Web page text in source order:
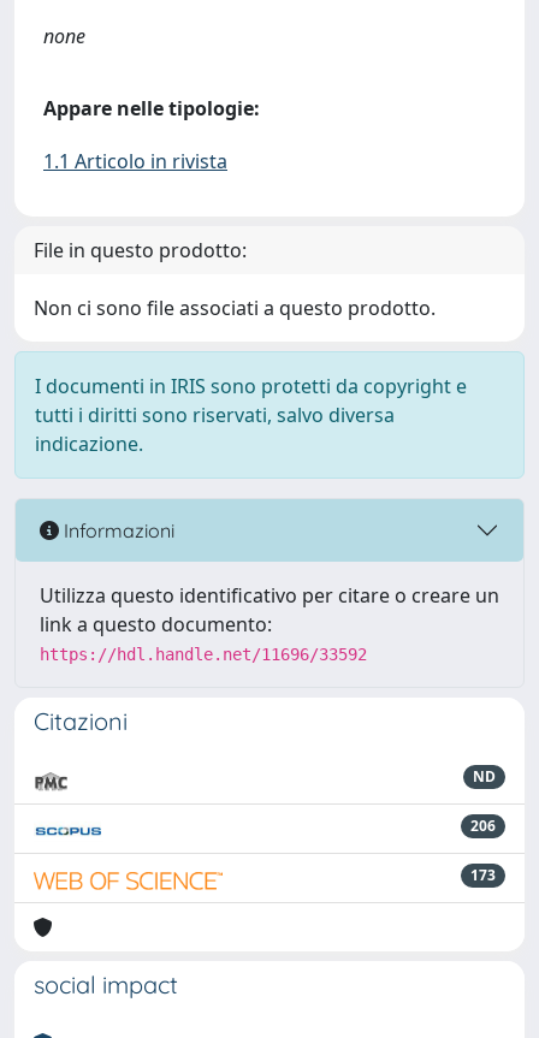
none
Appare nelle tipologie:
1.1 Articolo in rivista
File in questo prodotto:
Non ci sono file associati a questo prodotto.
I documenti in IRIS sono protetti da copyright e
tutti i diritti sono riservati, salvo diversa
indicazione.
Informazioni
Utilizza questo identificativo per citare o creare un
link a questo documento:
https://hdl.handle.net/11696/33592
Citazioni
ND
206
173
social impact